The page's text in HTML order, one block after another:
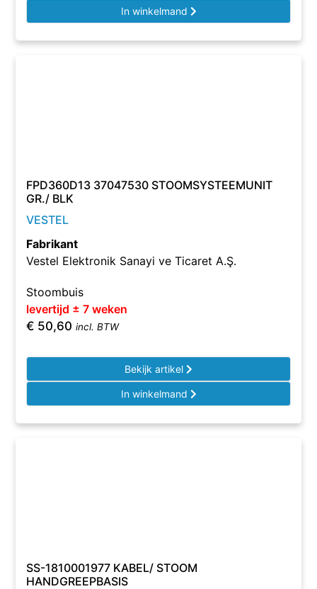
In winkelmand
FPD360D13 37047530 STOOMSYSTEEMUNIT
GR./ BLK
VESTEL
Fabrikant
Vestel Elektronik Sanayi ve Ticaret A.Ş.
Stoombuis
levertijd ± 7 weken
€ 50,60 incl. BTW
Bekijk artikel
In winkelmand
SS-1810001977 KABEL/ STOOM
HANDGREEPBASIS